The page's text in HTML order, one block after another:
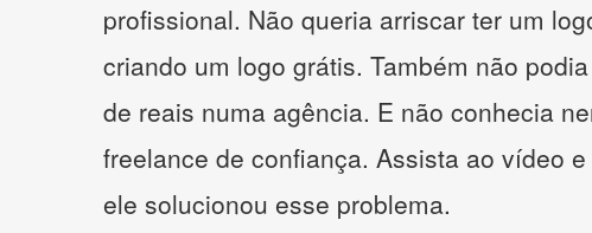
profissional. Não queria arriscar ter um
criando um logo grátis. Também não
de reais numa agência. E não conhecia
freelance de confiança. Assista ao vídeo
ele solucionou esse problema.